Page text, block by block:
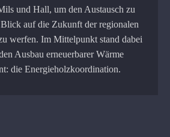
und Hall, um den Austausch zu
auf die Zukunft der regionalen
werfen. Im Mittelpunkt stand dabei
Ausbau erneuerbarer Wärme
die Energieholzkoordination.